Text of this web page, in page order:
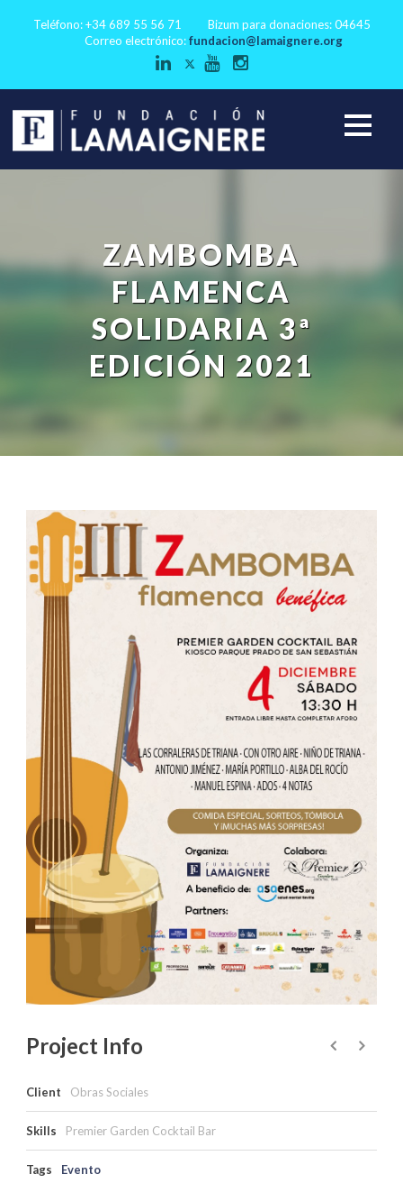
Teléfono: +34 689 55 56 71
Bizum para donaciones: 04645
Correo electrónico:fundacion@lamaignere.org
ZAMBOMBA
FLAMENCA
SOLIDARIA 3ª
EDICIÓN 2021
Project Info
Client Obras Sociales
Skills Premier Garden Cocktail Bar
Tags Evento